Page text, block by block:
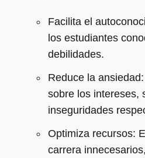
Facilita el
los estudiantes
debilidades.
Reduce la
sobre los intereses,
inseguridades
Optimiza recursos:
carrera